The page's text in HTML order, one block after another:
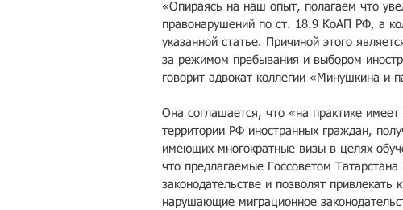
«Опираясь на наш опыт, полагаем что
правонарушений по ст. 18.9 КоАП РФ, а
указанной статье. Причиной этого
за режимом пребывания и выбором
говорит адвокат коллегии «Минушкина и
Она соглашается, что «на практике
территории РФ иностранных граждан,
имеющих многократные визы в целях
что предлагаемые Госсоветом
законодательстве и позволят привлекать
нарушающие миграционное